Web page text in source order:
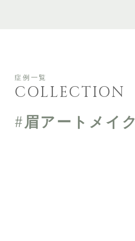
症例一覧
COLLECTION
#眉アートメイク